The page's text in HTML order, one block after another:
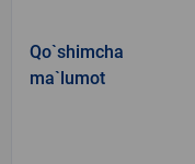
Qo`shimcha
ma`lumot